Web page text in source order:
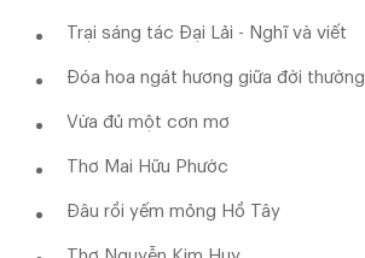
Trại sáng tác Đại Lải - Nghĩ và viết
Đóa hoa ngát hương giữa đời thường
Vừa đủ một cơn mơ
Thơ Mai Hữu Phước
Đâu rồi yếm mỏng Hồ Tây